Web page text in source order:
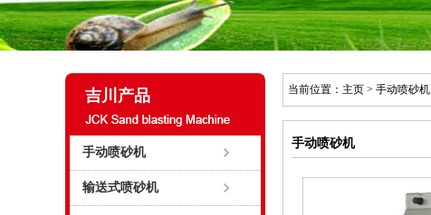
吉川产品
手动喷砂机
输送式喷砂机
当前位置： 主页 > 手动喷砂机
手动喷砂机